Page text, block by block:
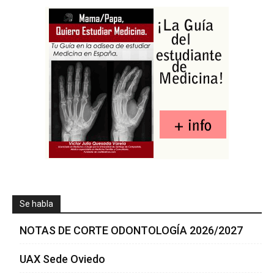
Se habla
NOTAS DE CORTE ODONTOLOGÍA 2026/2027
UAX Sede Oviedo